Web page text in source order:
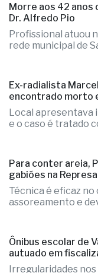
Morre aos 42 anos
Dr. Alfredo Pio
Profissional atuou
rede municipal de
Ex-radialista
encontrado morto
Local apresentava
e o caso é tratado
Para conter areia,
gabiões na Represa
Técnica é eficaz no
assoreamento e
Ônibus escolar de
autuado em
Irregularidades